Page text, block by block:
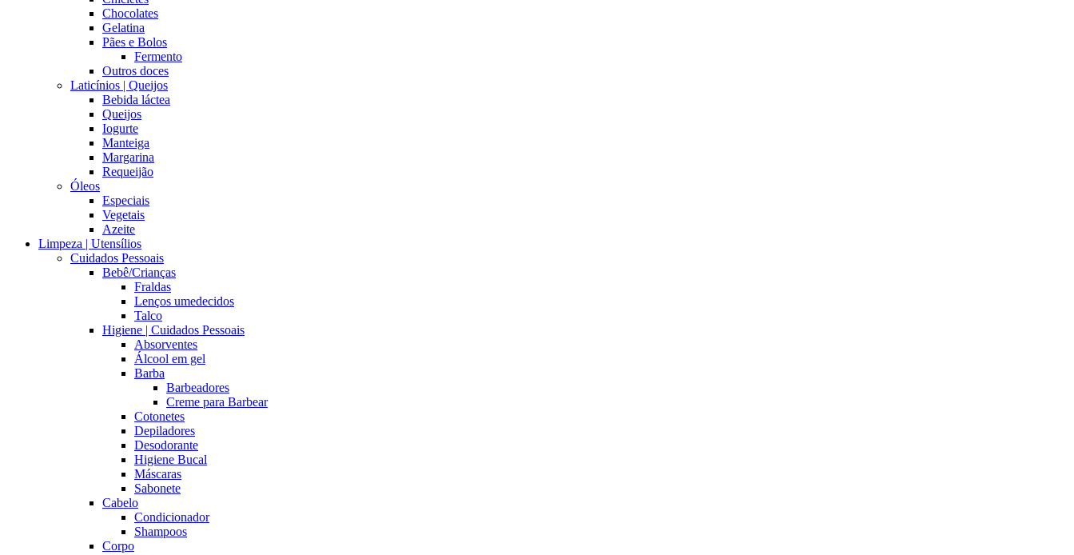
Chocolates
Gelatina
Pães e Bolos
Fermento
Outros doces
Laticínios | Queijos
Bebida láctea
Queijos
Iogurte
Manteiga
Margarina
Requeijão
Óleos
Especiais
Vegetais
Azeite
Limpeza | Utensílios
Cuidados Pessoais
Bebê/Crianças
Fraldas
Lenços umedecidos
Talco
Higiene | Cuidados Pessoais
Absorventes
Álcool em gel
Barba
Barbeadores
Creme para Barbear
Cotonetes
Depiladores
Desodorante
Higiene Bucal
Máscaras
Sabonete
Cabelo
Condicionador
Shampoos
Corpo